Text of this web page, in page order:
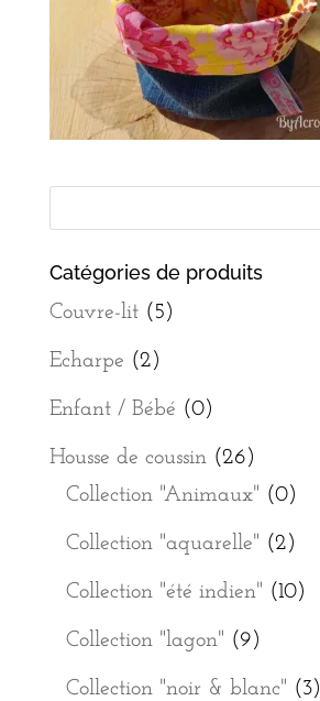
Catégories de produits
Couvre-lit (5)
Echarpe (2)
Enfant / Bébé (0)
Housse de coussin (26)
Collection "Animaux" (0)
Collection "aquarelle" (2)
Collection "été indien" (10)
Collection "lagon" (9)
Collection "noir & blanc" (3)